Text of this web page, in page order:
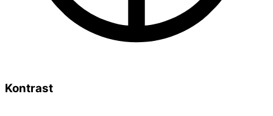
Kontrast